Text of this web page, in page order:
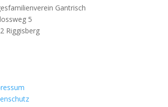
Gantrisch
5
Riggisberg